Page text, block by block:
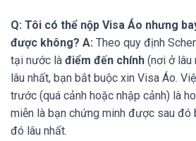
Q: Tôi có thể nộp Visa Áo nhưng
được không? A: Theo quy định
tại nước là điểm đến chính (nơi ở lâu
lâu nhất, bạn bắt buộc xin Visa Áo.
trước (quá cảnh hoặc nhập cảnh) là
miễn là bạn chứng minh được sau đó
đó lâu nhất.